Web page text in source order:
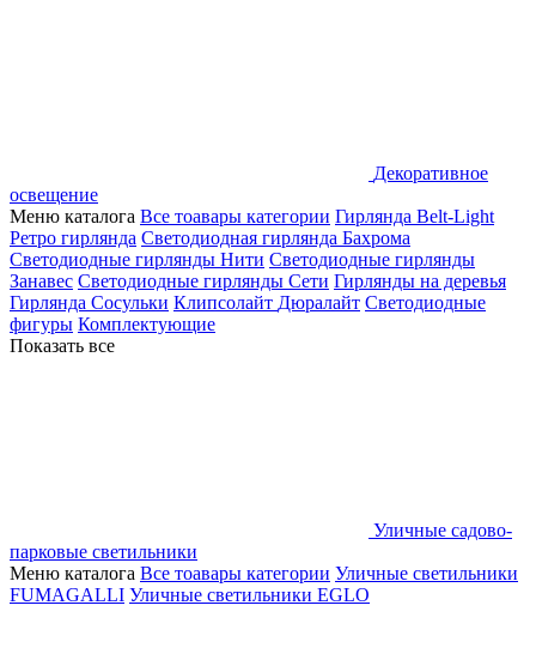
Декоративное
освещение
Меню каталога Все тоавары категории Гирлянда Belt-Light
Ретро гирлянда Светодиодная гирлянда Бахрома
Светодиодные гирлянды Нити Светодиодные гирлянды
Занавес Светодиодные гирлянды Сети Гирлянды на деревья
Гирлянда Сосульки Клипсолайт Дюралайт Светодиодные
фигуры Комплектующие
Показать все
Уличные садово-
парковые светильники
Меню каталога Все тоавары категории Уличные светильники
FUMAGALLI Уличные светильники EGLO